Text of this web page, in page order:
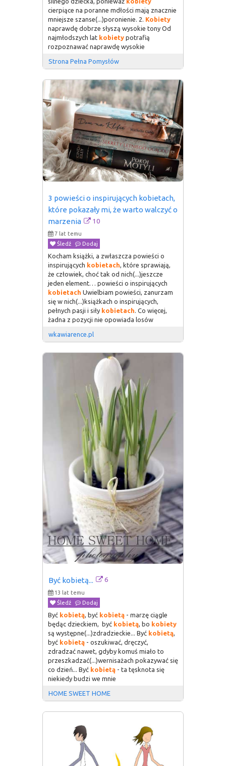
cierpiące na poranne mdłości mają znacznie
mniejsze szanse(...)poronienie. 2. Kobiety
naprawdę dobrze słyszą wysokie tony Od
najmłodszych lat kobiety potrafią
rozpoznawać naprawdę wysokie
Strona Pełna Pomysłów
3 powieści o inspirujących kobietach,
które pokazały mi, że warto walczyć o
marzenia
10
7 lat temu
Śledź
Dodaj
Kocham książki, a zwłaszcza powieści o
inspirujących kobietach, które sprawiają,
że człowiek, choć tak od nich(...)jeszcze
jeden element… powieści o inspirujących
kobietach Uwielbiam powieści, zanurzam
się w nich(...)książkach o inspirujących,
pełnych pasji i siły kobietach. Co więcej,
żadna z pozycji nie opowiada losów
wkawiarence.pl
Być kobietą... 6
13 lat temu
Śledź
Dodaj
Być kobietą, być kobietą - marzę ciągle
będąc dzieckiem, być kobietą, bo kobiety
są występne(...)zdradzieckie... Być kobietą,
być kobietą - oszukiwać, dręczyć,
zdradzać nawet, gdyby komuś miało to
przeszkadzać(...)wernisażach pokazywać się
co dzień... Być kobietą - ta tęsknota się
niekiedy budzi we mnie
HOME SWEET HOME